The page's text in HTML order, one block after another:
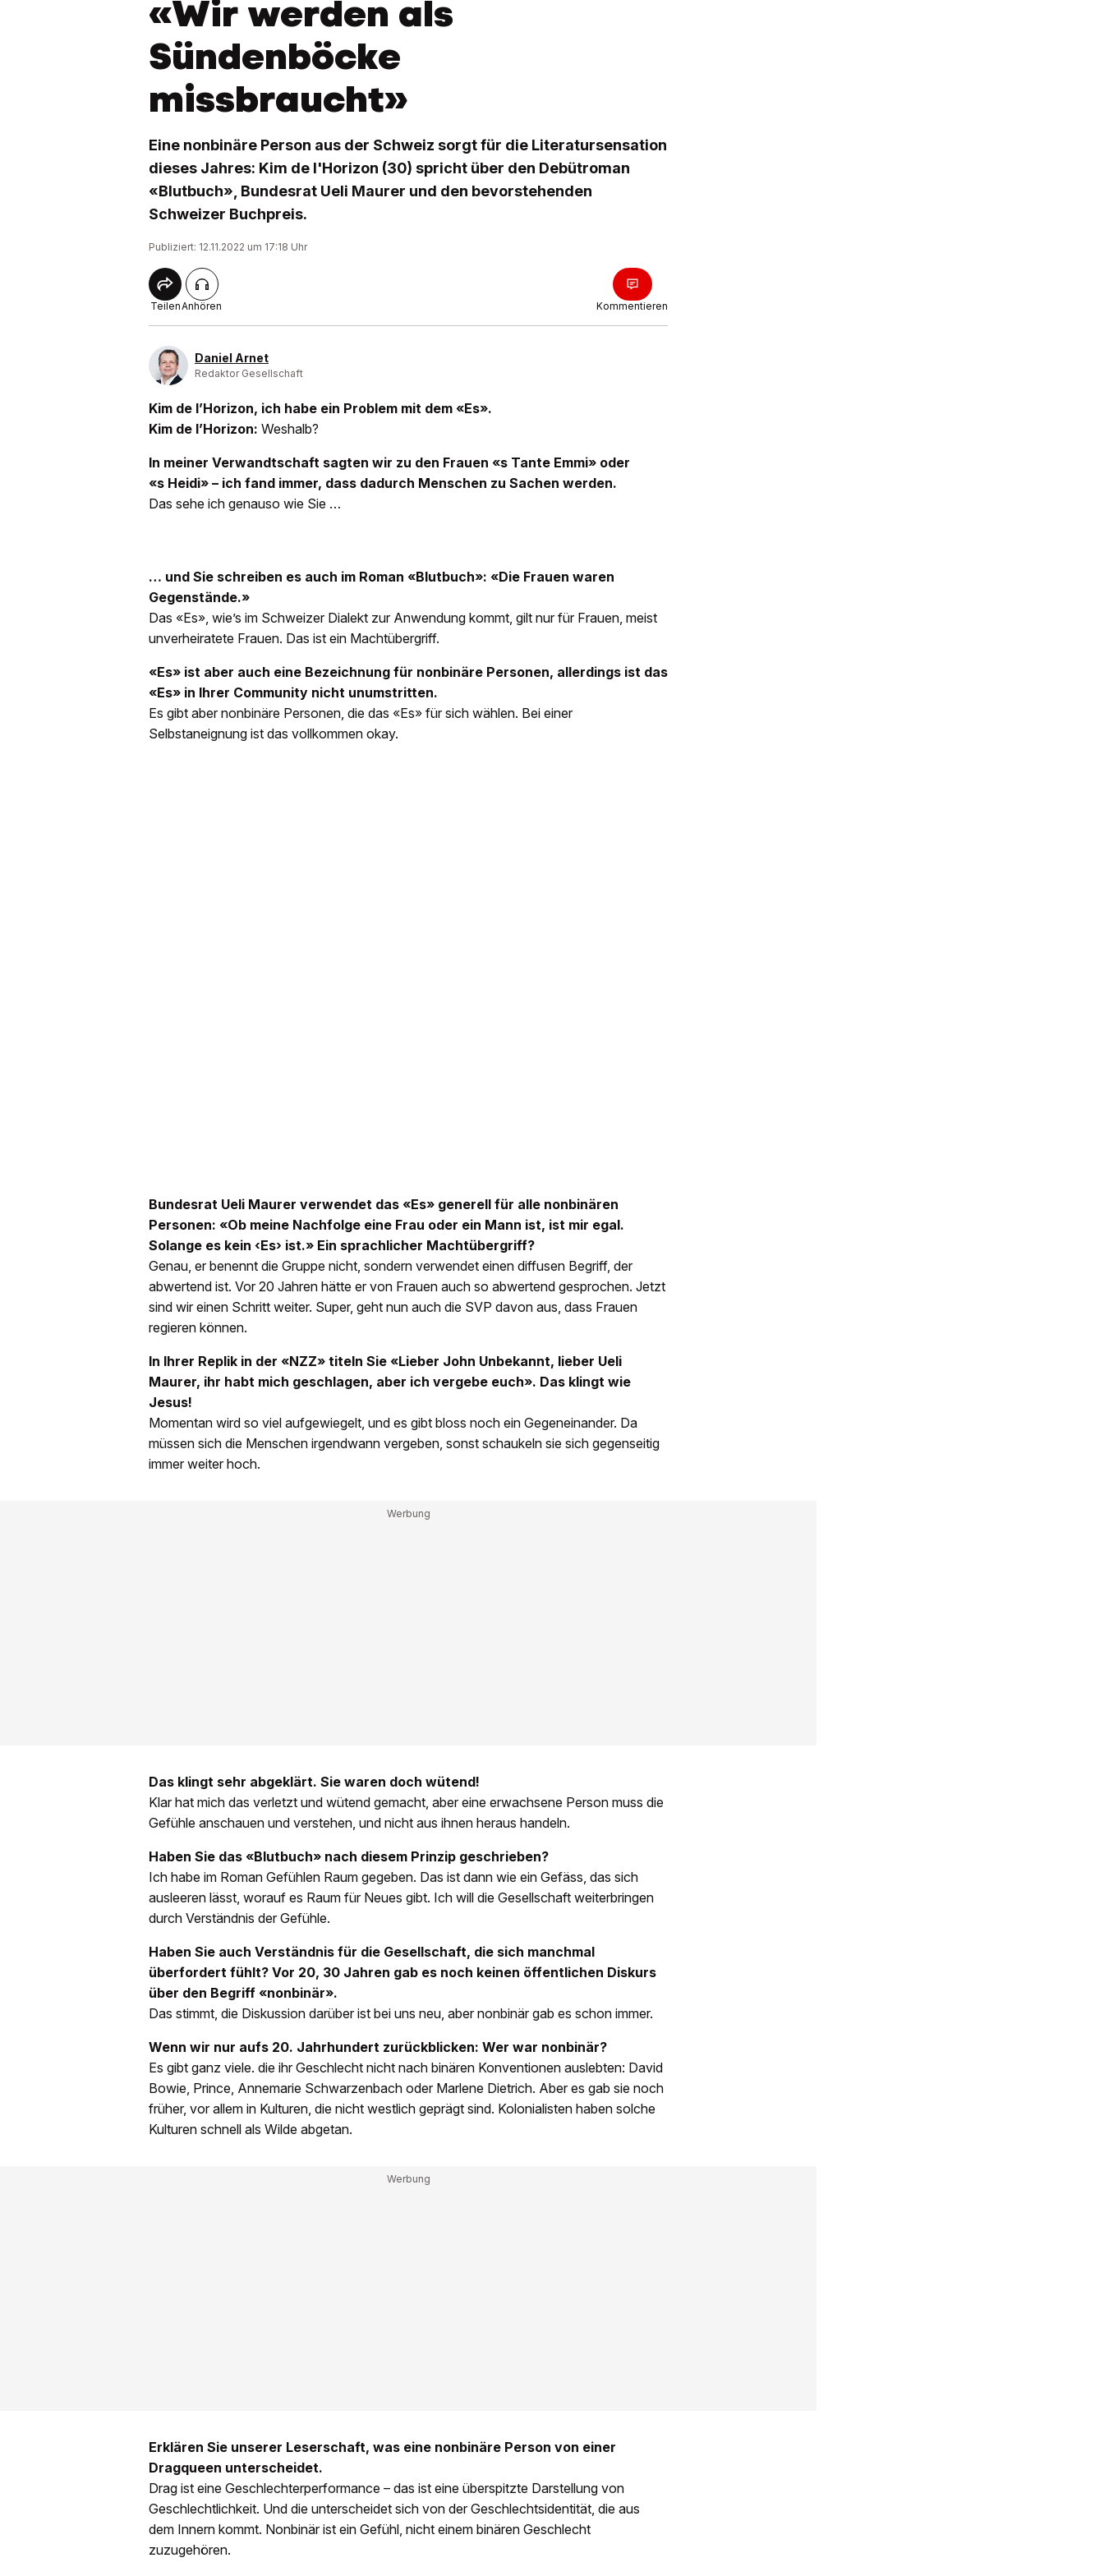
«Wir werden als
Sündenböcke
missbraucht»
Eine nonbinäre Person aus der Schweiz sorgt für die Literatursensation
dieses Jahres: Kim de l'Horizon (30) spricht über den Debütroman
«Blutbuch», Bundesrat Ueli Maurer und den bevorstehenden
Schweizer Buchpreis.
Publiziert: 12.11.2022 um 17:18 Uhr
TeilenAnhören Kommentieren
Daniel Arnet
Redaktor Gesellschaft
Kim de l’Horizon, ich habe ein Problem mit dem «Es».
Kim de l’Horizon: Weshalb?
In meiner Verwandtschaft sagten wir zu den Frauen «s Tante Emmi» oder
«s Heidi» – ich fand immer, dass dadurch Menschen zu Sachen werden.
Das sehe ich genauso wie Sie …
… und Sie schreiben es auch im Roman «Blutbuch»: «Die Frauen waren
Gegenstände.»
Das «Es», wie’s im Schweizer Dialekt zur Anwendung kommt, gilt nur für Frauen, meist
unverheiratete Frauen. Das ist ein Machtübergriff.
«Es» ist aber auch eine Bezeichnung für nonbinäre Personen, allerdings ist das
«Es» in Ihrer Community nicht unumstritten.
Es gibt aber nonbinäre Personen, die das «Es» für sich wählen. Bei einer
Selbstaneignung ist das vollkommen okay.
Bundesrat Ueli Maurer verwendet das «Es» generell für alle nonbinären
Personen: «Ob meine Nachfolge eine Frau oder ein Mann ist, ist mir egal.
Solange es kein ‹Es› ist.» Ein sprachlicher Machtübergriff?
Genau, er benennt die Gruppe nicht, sondern verwendet einen diffusen Begriff, der
abwertend ist. Vor 20 Jahren hätte er von Frauen auch so abwertend gesprochen. Jetzt
sind wir einen Schritt weiter. Super, geht nun auch die SVP davon aus, dass Frauen
regieren können.
In Ihrer Replik in der «NZZ» titeln Sie «Lieber John Unbekannt, lieber Ueli
Maurer, ihr habt mich geschlagen, aber ich vergebe euch». Das klingt wie
Jesus!
Momentan wird so viel aufgewiegelt, und es gibt bloss noch ein Gegeneinander. Da
müssen sich die Menschen irgendwann vergeben, sonst schaukeln sie sich gegenseitig
immer weiter hoch.
Das klingt sehr abgeklärt. Sie waren doch wütend!
Klar hat mich das verletzt und wütend gemacht, aber eine erwachsene Person muss die
Gefühle anschauen und verstehen, und nicht aus ihnen heraus handeln.
Haben Sie das «Blutbuch» nach diesem Prinzip geschrieben?
Ich habe im Roman Gefühlen Raum gegeben. Das ist dann wie ein Gefäss, das sich
ausleeren lässt, worauf es Raum für Neues gibt. Ich will die Gesellschaft weiterbringen
durch Verständnis der Gefühle.
Haben Sie auch Verständnis für die Gesellschaft, die sich manchmal
überfordert fühlt? Vor 20, 30 Jahren gab es noch keinen öffentlichen Diskurs
über den Begriff «nonbinär».
Das stimmt, die Diskussion darüber ist bei uns neu, aber nonbinär gab es schon immer.
Wenn wir nur aufs 20. Jahrhundert zurückblicken: Wer war nonbinär?
Es gibt ganz viele. die ihr Geschlecht nicht nach binären Konventionen auslebten: David
Bowie, Prince, Annemarie Schwarzenbach oder Marlene Dietrich. Aber es gab sie noch
früher, vor allem in Kulturen, die nicht westlich geprägt sind. Kolonialisten haben solche
Kulturen schnell als Wilde abgetan.
Erklären Sie unserer Leserschaft, was eine nonbinäre Person von einer
Dragqueen unterscheidet.
Drag ist eine Geschlechterperformance – das ist eine überspitzte Darstellung von
Geschlechtlichkeit. Und die unterscheidet sich von der Geschlechtsidentität, die aus
dem Innern kommt. Nonbinär ist ein Gefühl, nicht einem binären Geschlecht
zuzugehören.